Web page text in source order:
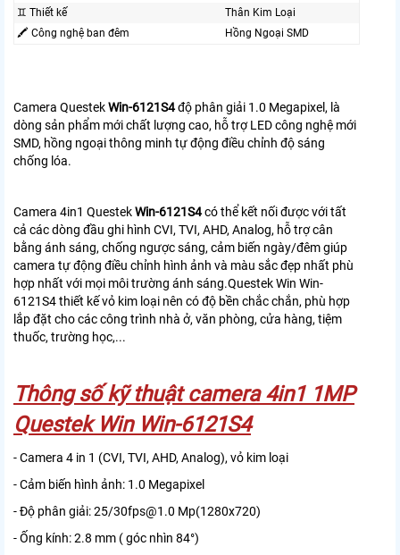
♊ Thiết kế
Thân Kim Loại
🖍 Công nghệ ban đêm
Hồng Ngoại SMD
Camera QuestekWin-6121S4độ phân giải 1.0 Megapixel, là
dòng sản phẩm mới chất lượng cao, hỗ trợ LED công nghệ mới
SMD, hồng ngoại thông minh tự động điều chỉnh độ sáng
chống lóa.
Camera 4in1 QuestekWin-6121S4có thể kết nối được với tất
cả các dòng đầu ghi hình CVI, TVI, AHD, Analog, hỗ trợ cân
bằng ánh sáng, chống ngược sáng, cảm biến ngày/đêm giúp
camera tự động điều chỉnh hình ảnh và màu sắc đẹp nhất phù
hợp nhất với mọi môi trường ánh sáng.Questek Win Win-
6121S4 thiết kế vỏ kim loại nên có độ bền chắc chắn, phù hợp
lắp đặt cho các công trình nhà ở, văn phòng, cửa hàng, tiệm
thuốc, trường học,...
Thông số kỹ thuật camera 4in1 1MP
Questek Win Win-6121S4
- Camera 4 in 1 (CVI, TVI, AHD, Analog), vỏ kim loại
- Cảm biến hình ảnh: 1.0 Megapixel
- Độ phân giải: 25/30fps@1.0 Mp(1280x720)
- Ống kính: 2.8 mm ( góc nhìn 84°)